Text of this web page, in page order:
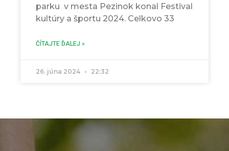
parku v mesta Pezinok konal Festival
kultúry a športu 2024. Celkovo 33
ČÍTAJTE ĎALEJ »
26. júna 2024 22:32